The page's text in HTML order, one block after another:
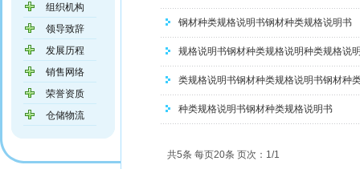
组织机构
领导致辞
发展历程
销售网络
荣誉资质
仓储物流
钢材种类规格说明书钢材种类规格说明书
规格说明书钢材种类规格说明种类规格说
类规格说明书钢材种类规格说明书钢材种
种类规格说明书钢材种类规格说明书
共5条 每页20条 页次：1/1